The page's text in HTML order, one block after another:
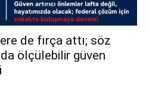
de fırça attı; söz
ölçülebilir güven